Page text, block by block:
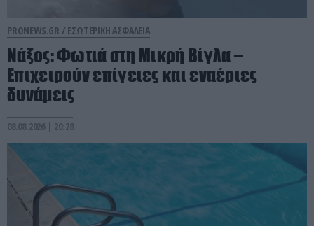
PRONEWS.GR / ΕΣΩΤΕΡΙΚΗ ΑΣΦΑΛΕΙΑ
Νάξος: Φωτιά στη Μικρή Βίγλα –
Επιχειρούν επίγειες και εναέριες
δυνάμεις
08.08.2026 | 20:28